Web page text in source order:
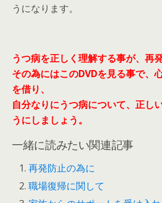
うになります。
うつ病を正しく理解する事が、再
その為にはこのDVDを見る事で、
を借り、
自分なりにうつ病について、正し
うにしましょう。
一緒に読みたい関連記事
再発防止の為に
職場復帰に関して